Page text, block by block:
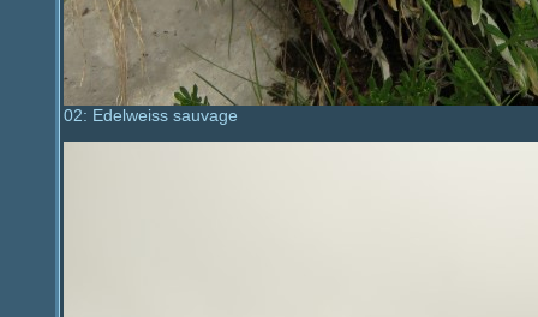
02: Edelweiss sauvage